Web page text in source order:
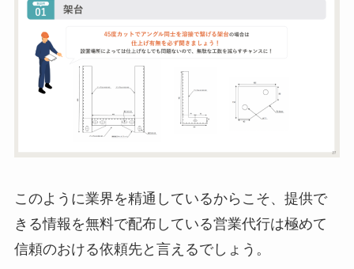
このように業界を精通しているからこそ、提供で
きる情報を無料で配布している営業代行は極めて
信頼のおける依頼先と言えるでしょう。